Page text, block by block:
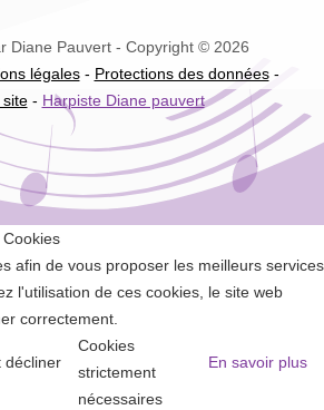
Diane Pauvert - Copyright © 2026
légales- Protections des données-
site- Harpiste Diane pauvert
afin de vous proposer les meilleurs services
l'utilisation de ces cookies, le site web
correctement.
décliner En savoir plus
Cookies
strictement
nécessaires